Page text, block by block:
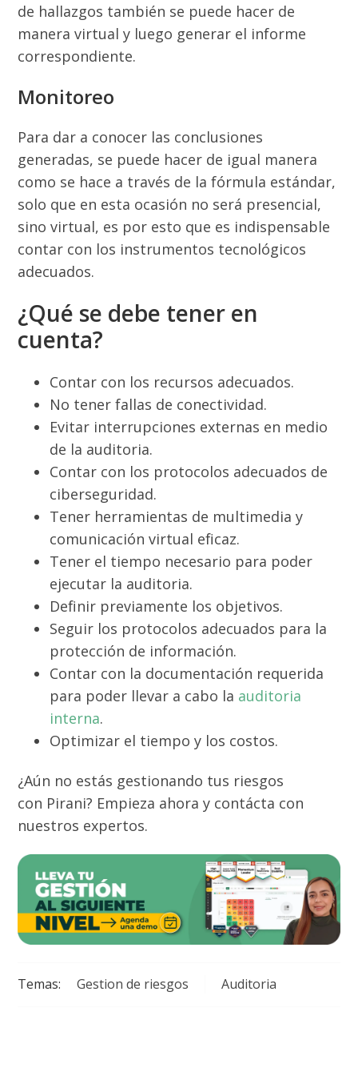
de hallazgos también se puede hacer de
manera virtual y luego generar el informe
correspondiente.
Monitoreo
Para dar a conocer las conclusiones
generadas, se puede hacer de igual manera
como se hace a través de la fórmula estándar,
solo que en esta ocasión no será presencial,
sino virtual, es por esto que es indispensable
contar con los instrumentos tecnológicos
adecuados.
¿Qué se debe tener en
cuenta?
Contar con los recursos adecuados.
No tener fallas de conectividad.
Evitar interrupciones externas en medio
de la auditoria.
Contar con los protocolos adecuados de
ciberseguridad.
Tener herramientas de multimedia y
comunicación virtual eficaz.
Tener el tiempo necesario para poder
ejecutar la auditoria.
Definir previamente los objetivos.
Seguir los protocolos adecuados para la
protección de información.
Contar con la documentación requerida
para poder llevar a cabo la auditoria
interna.
Optimizar el tiempo y los costos.
¿Aún no estás gestionando tus riesgos
con Pirani? Empieza ahora y contácta con
nuestros expertos.
Temas: Gestion de riesgos Auditoria